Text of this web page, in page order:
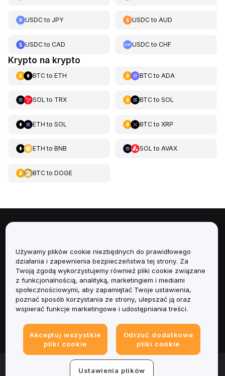
USDCto JPY USDCtoAUD
USDCto CAD USDCtoCHF
Krypto na krypto
BTCto ETH BTCto ADA
SOL to TRX BTCto SOL
ETH to SOL BTCto XRP
ETH to BNB SOL to AVAX
BTCto DOGE
Usługi
Obsługa Klienta
Produkty
Informacje prawne
© 2025-2026 Bybit.eu. All rights reserved.
Używamy plików cookie niezbędnych do prawidłowego
działania i zapewnienia bezpieczeństwa tej strony. Za
Twoją zgodą wykorzystujemy również pliki cookie związane
z funkcjonalnością, analityką, marketingiem i mediami
społecznościowymi, aby zapamiętać Twoje ustawienia,
poznać sposób korzystania ze strony, ulepszać ją oraz
wspierać funkcje marketingowe i udostępniania treści.
Akceptuj wszystkie
pliki cookie
Odrzuć dodatkowe
pliki cookie
Ustawienia plików